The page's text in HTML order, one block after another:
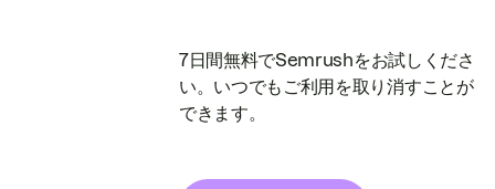
7日間無料でSemrushをお試しくださ
い。いつでもご利用を取り消すことが
できます。